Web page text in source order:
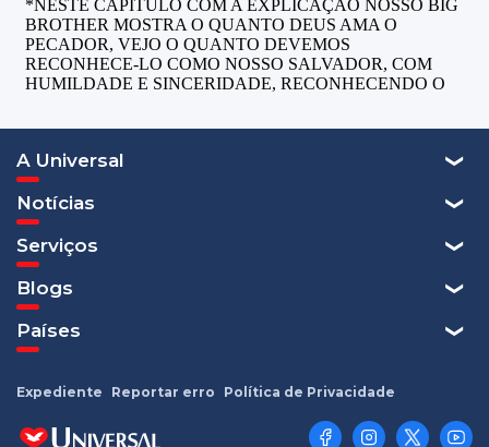
A Universal
Notícias
Serviços
Blogs
Países
Expediente Reportar erro Política de Privacidade